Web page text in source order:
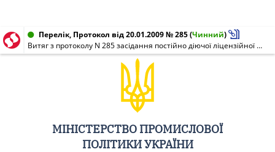
Перелік, Протокол від 20.01.2009 № 285(Чинний)
Витяг з протоколу N 285 засідання постійно діючої ліцензійної комісії з питань ліцензування заготівлі, переробки, металургійної переробки металобрухту кольорових і чорних металів, створеної наказом Міністра промислової політики України від 17.01.2008 N 32
МІНІСТЕРСТВО ПРОМИСЛОВОЇ
ПОЛІТИКИ УКРАЇНИ